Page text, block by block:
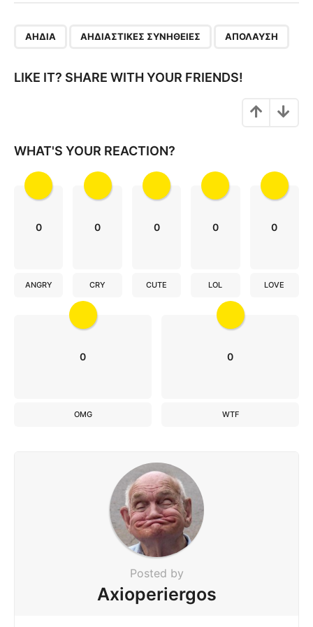
i
i
ΑΗΔΊΑ ΑΗΔΙΑΣΤΙΚΈΣ ΣΥΝΉΘΕΙΕΣ ΑΠΌΛΑΥΣΗ
LIKE IT? SHARE WITH YOUR FRIENDS!
WHAT'S YOUR REACTION?
0
ANGRY
0
CRY
0
CUTE
0
LOL
0
LOVE
0
OMG
0
WTF
Posted by
Axioperiergos